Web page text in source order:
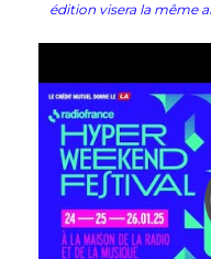
édition visera la même